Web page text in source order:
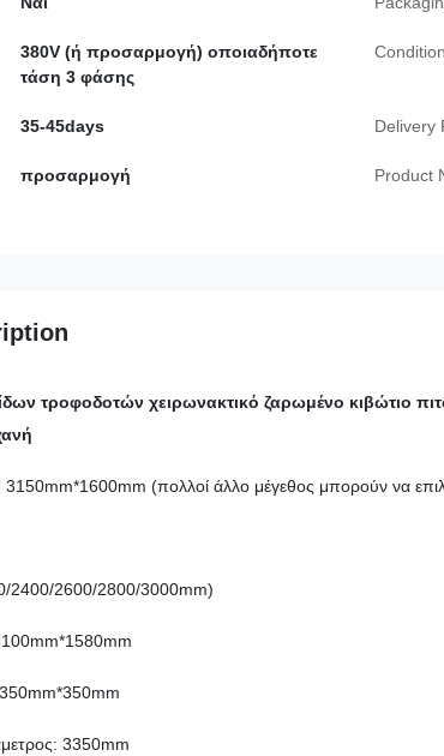
380V (ή προσαρμογή) οποιαδήποτε
τάση 3 φάσης
35-45days Delivery
προσαρμογή Product
τροφοδοτών χειρωνακτικό ζαρωμένο κιβώτιο
(πολλοί άλλο μέγεθος μπορούν να
2400/2600/2800/3000mm)
350mm*350mm
3350mm